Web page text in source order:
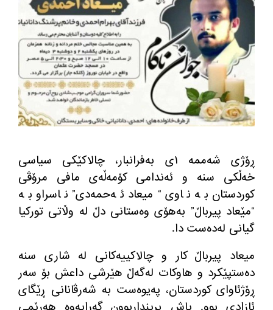
ڕۆژی شه‌ممه‌ ١ی به‌فرانبار، چالاكێكی سیاسی
خه‌ڵكی سنه‌ و ئه‌ندامی كۆمه‌ڵه‌ی مافی مرۆڤی
كوردستان به‌ ناوی “میعاد ئه‌حمه‌دی” ناسراو به‌
“مێعاد پیرباڵ” به‌هۆی وه‌ستانی دڵ له‌ وڵاتی توركیا
گیانی له‌ده‌ست دا.
میعاد پیرباڵ كار و چالاكییه‌كانی له‌ شاری سنه‌
ده‌ستپێكرد و هاوكات له‌گه‌ڵ هێرشی داعش بۆ سه‌ر
ڕۆژئاوای كوردستان، په‌یوه‌ست به‌ شه‌رڤانانی ڕێگای